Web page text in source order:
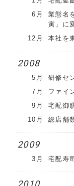
6月
業態名
寅」に
12月
本社を
2008
5月
研修セ
7月
ファイ
9月
宅配御
10月
総店舗
2009
3月 宅配寿
2010